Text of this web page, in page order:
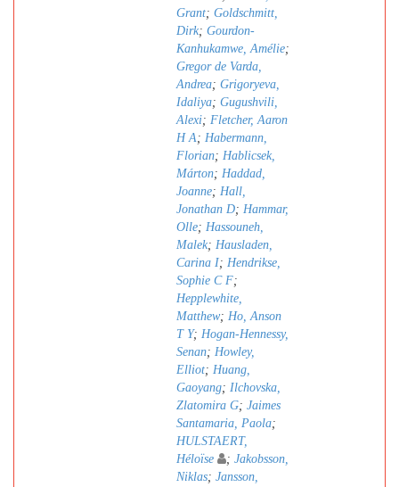
Grant; Goldschmitt,
Dirk; Gourdon-
Kanhukamwe, Amélie;
Gregor de Varda,
Andrea; Grigoryeva,
Idaliya; Gugushvili,
Alexi; Fletcher, Aaron
H A; Habermann,
Florian; Hablicsek,
Márton; Haddad,
Joanne; Hall,
Jonathan D; Hammar,
Olle; Hassouneh,
Malek; Hausladen,
Carina I; Hendrikse,
Sophie C F;
Hepplewhite,
Matthew; Ho, Anson
T Y; Hogan-Hennessy,
Senan; Howley,
Elliot; Huang,
Gaoyang; Ilchovska,
Zlatomira G; Jaimes
Santamaria, Paola;
HULSTAERT,
Héloïse
; Jakobsson,
Niklas; Jansson,